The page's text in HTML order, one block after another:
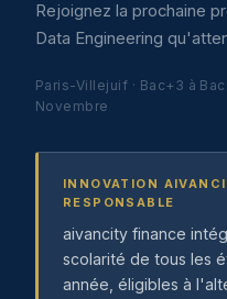
Rejoignez la prochaine
Data Engineering
Paris-Villejuif · Bac+3 à
Novembre
INNOVATION
RESPONSABLE
aivancity finance
scolarité de tous les
année, éligibles à